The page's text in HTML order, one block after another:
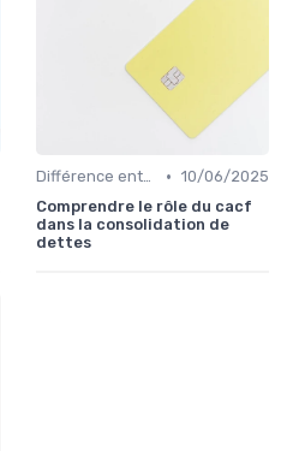
Différence entre rachat et renégociation • 10/06/2025
Comprendre le rôle du cacf
dans la consolidation de
dettes